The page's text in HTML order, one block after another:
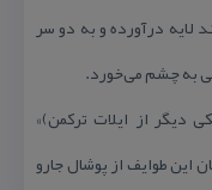
درآورده و به دو سر
به چشم می‌خورد.
دیگر از ایلات تركمن)»
این طوایف از پوشال جارو